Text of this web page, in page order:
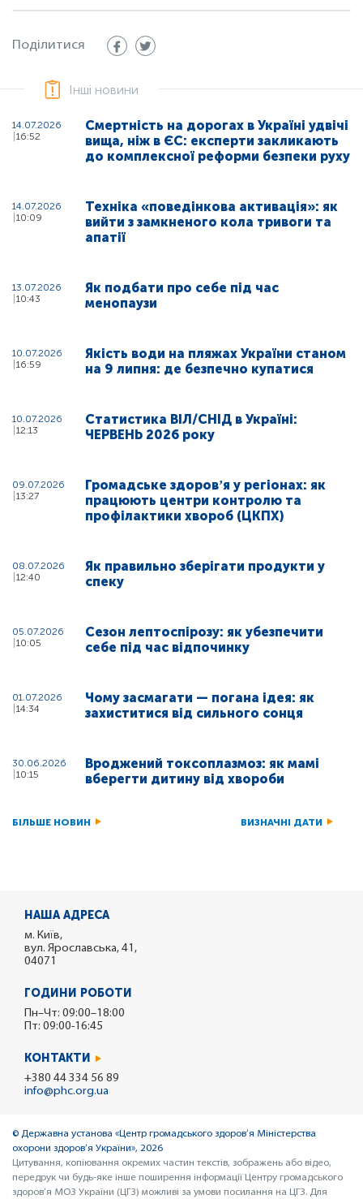
Поділитися
Інші новини
14.07.2026
16:52
Смертність на дорогах в Україні удвічі
вища, ніж в ЄС: експерти закликають
до комплексної реформи безпеки руху
14.07.2026
10:09
Техніка «поведінкова активація»: як
вийти з замкненого кола тривоги та
апатії
13.07.2026
10:43
Як подбати про себе під час
менопаузи
10.07.2026
16:59
Якість води на пляжах України станом
на 9 липня: де безпечно купатися
10.07.2026
12:13
Статистика ВІЛ/СНІД в Україні:
ЧЕРВЕНЬ 2026 року
09.07.2026
13:27
Громадське здоровʼя у регіонах: як
працюють центри контролю та
профілактики хвороб (ЦКПХ)
08.07.2026
12:40
Як правильно зберігати продукти у
спеку
05.07.2026
10:05
Сезон лептоспірозу: як убезпечити
себе під час відпочинку
01.07.2026
14:34
Чому засмагати — погана ідея: як
захиститися від сильного сонця
30.06.2026
10:15
Вроджений токсоплазмоз: як мамі
вберегти дитину від хвороби
БІЛЬШЕ НОВИН ВИЗНАЧНІ ДАТИ
НАША АДРЕСА
м. Київ,
вул. Ярославська, 41,
04071
ГОДИНИ РОБОТИ
Пн–Чт: 09:00–18:00
Пт: 09:00-16:45
КОНТАКТИ
+380 44 334 56 89
info@phc.org.ua
© Державна установа «Центр громадського здоров’я Міністерства
охорони здоров’я України», 2026
Цитування, копіювання окремих частин текстів, зображень або відео,
передрук чи будь-яке інше поширення інформації Центру громадського
здоров’я МОЗ України (ЦГЗ) можливі за умови посилання на ЦГЗ. Для